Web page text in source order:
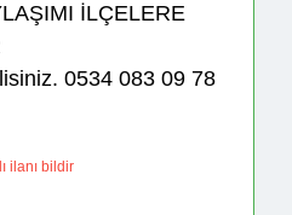
İLÇELERE
0534 083 09 78
ilanı bildir